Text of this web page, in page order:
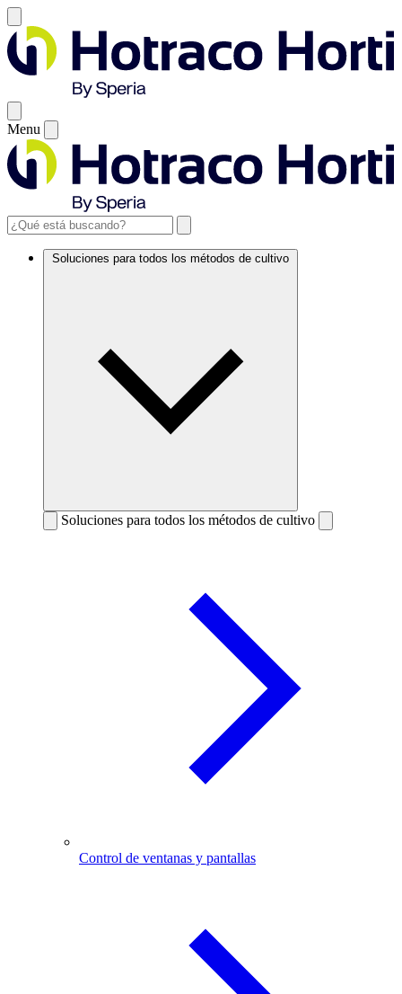
Menu
Soluciones para todos los métodos de cultivo
Soluciones para todos los métodos de cultivo
Control de ventanas y pantallas